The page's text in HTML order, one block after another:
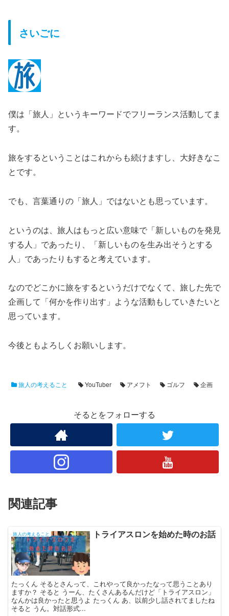
さいごに
僕は「旅人」というキーワードでフリーランス活動してま
す。
旅をするということはこれからも続けますし、大好きなこ
とです。
でも、言葉通りの「旅人」ではないとも思っています。
というのは、旅人はもっと広い意味で「新しいものを発見
する人」であったり、「新しいものを生み出そうとする
人」であったりもすると考えています。
なのでどこかに旅をするというだけでなくて、旅した先で
企画して「何かを作り出す」ような活動もしていきたいと
思っています。
今後ともよろしくお願いします。
旅人の考えること YouTuber アメフト ゴルフ 企画
そるとをフォローする
関連記事
旅人の考えること トライアスロンを始めた時のお話
たっくん そるとさんって、これやって良かったなって思うことあり
ますか？ そると うーん、たくさんあるんだけど「トライアスロン」
なんかは良かったと思うよ たっくん あ、以前少し話されてましたね
そると うん。対話形式...